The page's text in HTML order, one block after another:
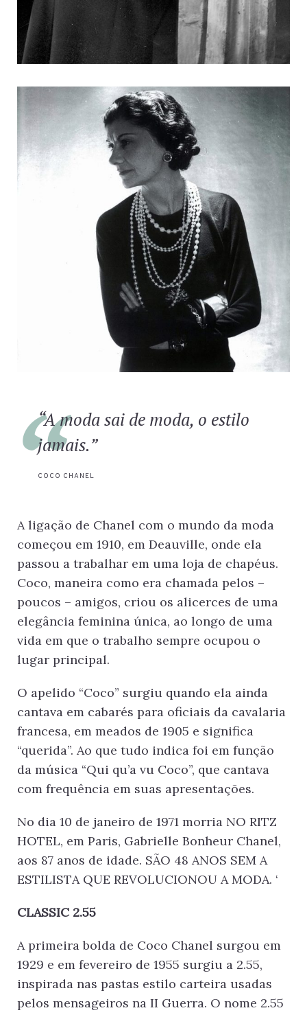
“A moda sai de moda, o estilo
jamais.”
COCO CHANEL
A ligação de Chanel com o mundo da moda
começou em 1910, em Deauville, onde ela
passou a trabalhar em uma loja de chapéus.
Coco, maneira como era chamada pelos –
poucos – amigos, criou os alicerces de uma
elegância feminina única, ao longo de uma
vida em que o trabalho sempre ocupou o
lugar principal.
O apelido “Coco” surgiu quando ela ainda
cantava em cabarés para oficiais da cavalaria
francesa, em meados de 1905 e significa
“querida”. Ao que tudo indica foi em função
da música “Qui qu’a vu Coco”, que cantava
com frequência em suas apresentações.
No dia 10 de janeiro de 1971 morria NO RITZ
HOTEL, em Paris, Gabrielle Bonheur Chanel,
aos 87 anos de idade. SÃO 48 ANOS SEM A
ESTILISTA QUE REVOLUCIONOU A MODA. ‘
CLASSIC 2.55
A primeira bolda de Coco Chanel surgou em
1929 e em fevereiro de 1955 surgiu a 2.55,
inspirada nas pastas estilo carteira usadas
pelos mensageiros na II Guerra. O nome 2.55